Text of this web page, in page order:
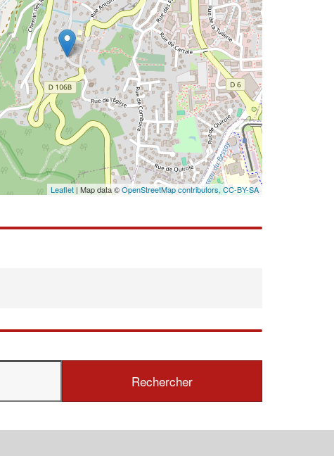
Leaflet | Map data ©OpenStreetMap contributors, CC-BY-SA
✕
Vous êtes un
professionnel ?
Augmentez votrechiffre d'affaires
vosmargestout en gagnant de
nouveaux clients!
En savoir plus